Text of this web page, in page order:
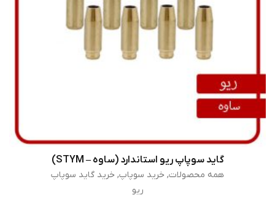
اطلاعات بیشتر
گاید سوپاپ ریو استاندارد (ساوه – STYM)
همه محصولات, خرید سوپاپ, خرید گاید سوپاپ
ریو